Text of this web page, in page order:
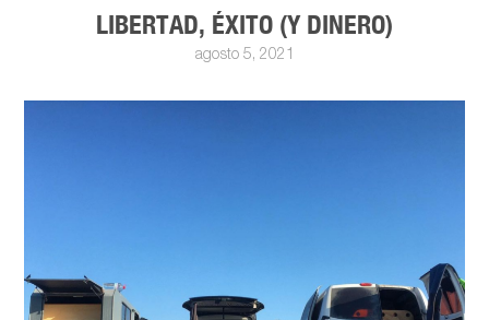
LIBERTAD, ÉXITO (Y DINERO)
agosto 5, 2021